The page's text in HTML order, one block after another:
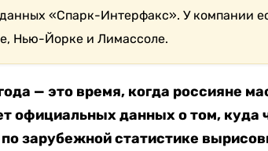
«Спарк-Интерфакс». У компании
Нью-Йорке и Лимассоле.
— это время, когда россияне
официальных данных о том, куда
зарубежной статистике